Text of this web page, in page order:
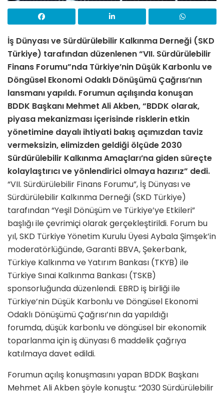
İş Dünyası ve Sürdürülebilir Kalkınma Derneği (SKD
Türkiye) tarafından düzenlenen “VII. Sürdürülebilir
Finans Forumu”nda Türkiye’nin Düşük Karbonlu ve
Döngüsel Ekonomi Odaklı Dönüşümü Çağrısı’nın
lansmanı yapıldı. Forumun açılışında konuşan
BDDK Başkanı Mehmet Ali Akben, “BDDK olarak,
piyasa mekanizması içerisinde risklerin etkin
yönetimine dayalı ihtiyati bakış açımızdan taviz
vermeksizin, elimizden geldiği ölçüde 2030
Sürdürülebilir Kalkınma Amaçları’na giden süreçte
kolaylaştırıcı ve yönlendirici olmaya hazırız” dedi.
“VII. Sürdürülebilir Finans Forumu”, İş Dünyası ve
Sürdürülebilir Kalkınma Derneği (SKD Türkiye)
tarafından “Yeşil Dönüşüm ve Türkiye’ye Etkileri”
başlığı ile çevrimiçi olarak gerçekleştirildi. Forum bu
yıl, SKD Türkiye Yönetim Kurulu Üyesi Aybala Şimşek’in
moderatörlüğünde, Garanti BBVA, Şekerbank,
Türkiye Kalkınma ve Yatırım Bankası (TKYB) ile
Türkiye Sınai Kalkınma Bankası (TSKB)
sponsorluğunda düzenlendi. EBRD iş birliği ile
Türkiye’nin Düşük Karbonlu ve Döngüsel Ekonomi
Odaklı Dönüşümü Çağrısı’nın da yapıldığı
forumda, düşük karbonlu ve döngüsel bir ekonomik
toparlanma için iş dünyası 6 maddelik çağrıya
katılmaya davet edildi.
Forumun açılış konuşmasını yapan BDDK Başkanı
Mehmet Ali Akben şöyle konuştu: “2030 Sürdürülebilir